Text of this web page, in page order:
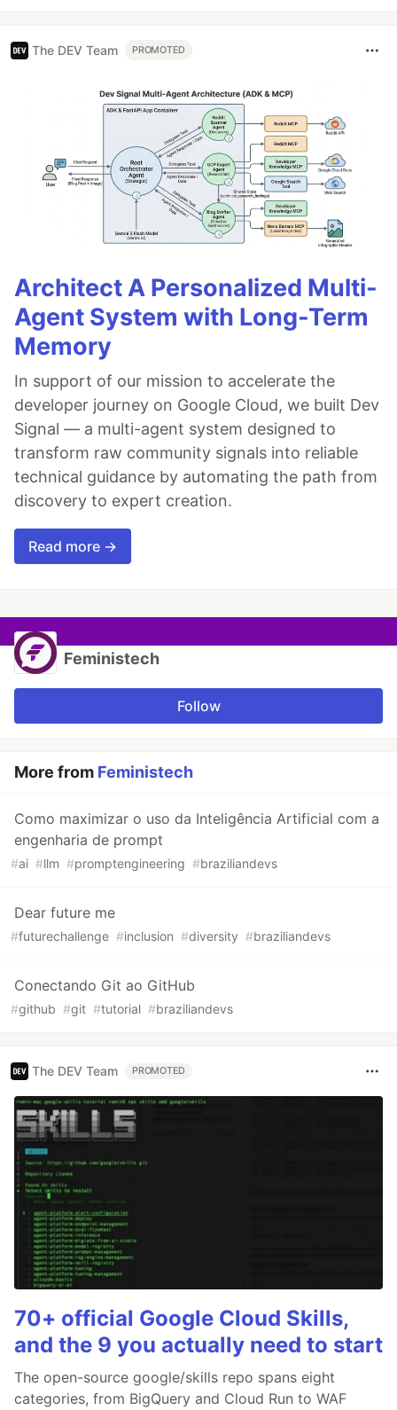
The DEV Team PROMOTED
Architect A Personalized Multi-
Agent System with Long-Term
Memory
In support of our mission to accelerate the
developer journey on Google Cloud, we built Dev
Signal — a multi-agent system designed to
transform raw community signals into reliable
technical guidance by automating the path from
discovery to expert creation.
Read more →
Feministech
Follow
More from Feministech
Como maximizar o uso da Inteligência Artificial com a
engenharia de prompt
#ai #llm #promptengineering #braziliandevs
Dear future me
#futurechallenge #inclusion #diversity #braziliandevs
Conectando Git ao GitHub
#github #git #tutorial #braziliandevs
The DEV Team PROMOTED
70+ official Google Cloud Skills,
and the 9 you actually need to start
The open-source google/skills repo spans eight
categories, from BigQuery and Cloud Run to WAF